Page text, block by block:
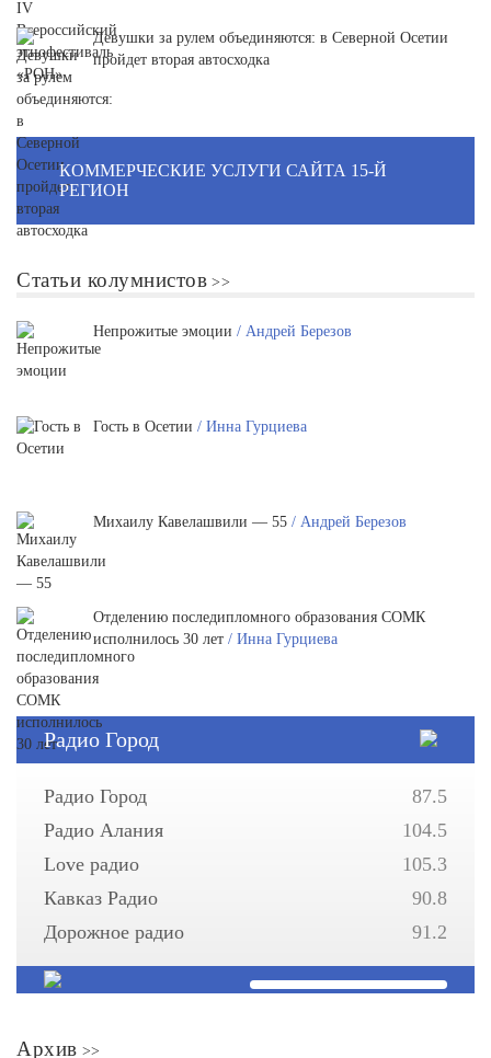
Девушки за рулем объединяются: в Северной Осетии
пройдет вторая автосходка
КОММЕРЧЕСКИЕ УСЛУГИ САЙТА 15-Й
РЕГИОН
Статьи колумнистов
Непрожитые эмоции / Андрей Березов
Гость в Осетии / Инна Гурциева
Михаилу Кавелашвили — 55 / Андрей Березов
Отделению последипломного образования СОМК
исполнилось 30 лет / Инна Гурциева
Радио Город
Радио Город
87.5
Радио Алания
104.5
Love радио
105.3
Кавказ Радио
90.8
Дорожное радио
91.2
Архив